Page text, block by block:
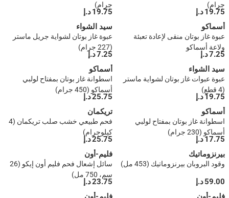
جرام)
19.75 د.إ
جرام)
19.75 د.إ
أسماكو
عبوة غاز بوتان منقى لإعادة تعبئة
ولاعة أسماكو
7.25 د.إ
سيد الشواء
عبوة غاز بوتان لشواية جريل ماستر
(227 جرام)
7.25 د.إ
سيد الشواء
عبوة عبوات غاز بوتان لشواية ماستر
(4 قطع)
19.75 د.إ
أسماكو
اسطوانة غاز بوتان بمفتاح لولبي
أسماكو (450 جرام)
25.75 د.إ
أسماكو
اسطوانة غاز بوتان بمفتاح لولبي
أسماكو (230 جرام)
17.75 د.إ
تريكمان
فحم طبيعي خشب صلب تريكمان (4
كيلوجرام)
25.75 د.إ
بيرنزوماتيك
وقود البروبان بيرنزوماتيك (453 مل)
59.00 د.إ
فليم-أون
سائل إشعال فحم فليم أون إيكو (26
سم، 750 مل)
23.75 د.إ